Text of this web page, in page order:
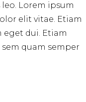
Lorem ipsum
elit vitae. Etiam
eget dui. Etiam
quam semper